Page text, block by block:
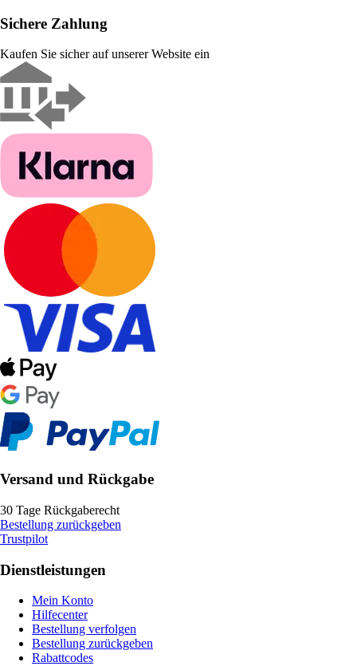
Sichere Zahlung
Kaufen Sie sicher auf unserer Website ein
Versand und Rückgabe
30 Tage Rückgaberecht
Bestellung zurückgeben
Trustpilot
Dienstleistungen
Mein Konto
Hilfecenter
Bestellung verfolgen
Bestellung zurückgeben
Rabattcodes